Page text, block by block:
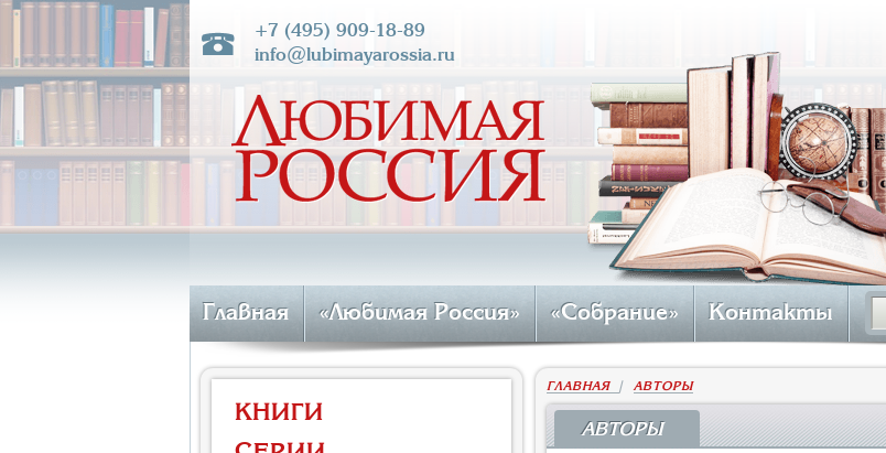
+7 (495) 909-18-89
info@lubimayarossia.ru
Главная «Любимая Россия» «Собрание» Контакты
КНИГИ
ГЛАВНАЯ |АВТОРЫ
АВТОРЫ